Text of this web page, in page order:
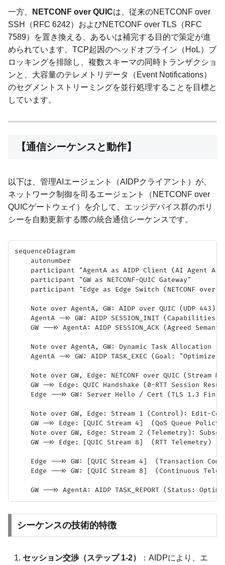
一方、 NETCONF over QUICは、従来のNETCONF over
SSH（RFC 6242）およびNETCONF over TLS（RFC
7589）を置き換える、あるいは補完する目的で策定が進
められています。TCP起因のヘッドオブライン（HoL）ブ
ロッキングを排除し、複数スキーマの同時トランザクショ
ンと、大容量のテレメトリデータ（Event Notifications）
のセグメントストリーミングを並行処理することを目標と
しています。
【通信シーケンスと動作】
以下は、管理AIエージェント（AIDPクライアント）が、
ネットワーク制御を司るエージェント（NETCONF over
QUICゲートウェイ）を介して、エッジデバイス群のポリ
シーを自動更新する際の統合通信シーケンスです。
sequenceDiagram
    autonumber
    participant "AgentA as AIDP Client (AI Agent A)"
    participant "GW as NETCONF-QUIC Gateway"
participant "Edge as Edge Switch (NETCONF over
    Note over AgentA, GW: AIDP over QUIC (UDP 443)
AgentA ->> GW: AIDP SESSION_INIT (Capabilities
GW -->> AgentA: AIDP SESSION_ACK (Agreed
    Note over AgentA, GW: Dynamic Task Allocation
AgentA ->> GW: AIDP TASK_EXEC (Goal: "Optimize
Note over GW, Edge: NETCONF over QUIC (Stream
GW ->> Edge: QUIC Handshake (0-RTT Session
Edge -->> GW: Server Hello / Cert (TLS 1.3
Note over GW, Edge: Stream 1 (Control): Edit-
    GW ->> Edge: [QUIC Stream 4]  (QoS Queue Policy)
Note over GW, Edge: Stream 2 (Telemetry):
    GW ->> Edge: [QUIC Stream 8]  (RTT Telemetry)
Edge -->> GW: [QUIC Stream 4]  (Transaction
Edge -->> GW: [QUIC Stream 8]  (Continuous
シーケンスの技術的特徴
セッション交渉（ステップ 1-2）
：AIDPにより、エ